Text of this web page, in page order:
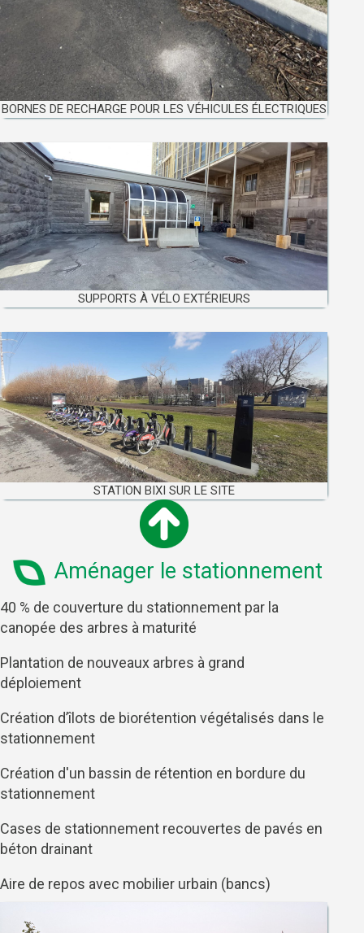
BORNES DE RECHARGE POUR LES VÉHICULES ÉLECTRIQUES
SUPPORTS À VÉLO EXTÉRIEURS
STATION BIXI SUR LE SITE
Aménager le stationnement
40 % de couverture du stationnement par la
canopée des arbres à maturité
Plantation de nouveaux arbres à grand
déploiement
Création d’îlots de biorétention végétalisés dans le
stationnement
Création d'un bassin de rétention en bordure du
stationnement
Cases de stationnement recouvertes de pavés en
béton drainant
Aire de repos avec mobilier urbain (bancs)